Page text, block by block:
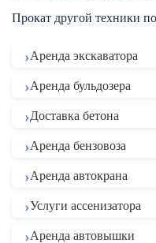
Прокат другой техники
Аренда экскаватора
Аренда бульдозера
Доставка бетона
Аренда бензовоза
Аренда автокрана
Услуги ассенизатора
Аренда автовышки